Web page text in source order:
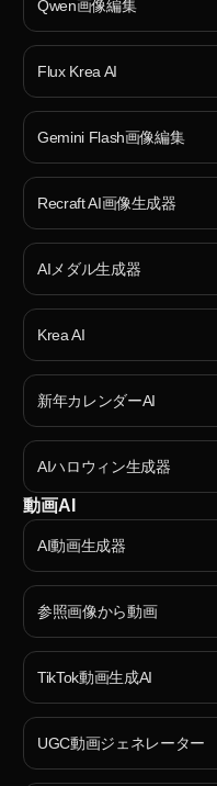
Qwen画像編集
Flux Krea AI
Gemini Flash画像編集
Recraft AI画像生成器
AIメダル生成器
Krea AI
新年カレンダーAI
AIハロウィン生成器
動画AI
AI動画生成器
参照画像から動画
TikTok動画生成AI
UGC動画ジェネレーター